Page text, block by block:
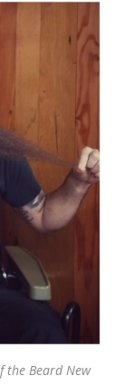
the Beard New